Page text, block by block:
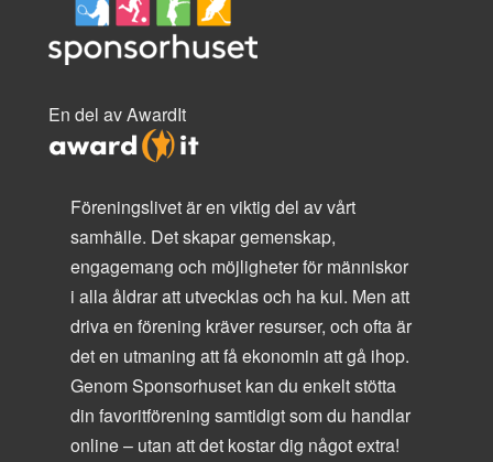
En del av AwardIt
Föreningslivet är en viktig del av vårt
samhälle. Det skapar gemenskap,
engagemang och möjligheter för människor
i alla åldrar att utvecklas och ha kul. Men att
driva en förening kräver resurser, och ofta är
det en utmaning att få ekonomin att gå ihop.
Genom Sponsorhuset kan du enkelt stötta
din favoritförening samtidigt som du handlar
online – utan att det kostar dig något extra!